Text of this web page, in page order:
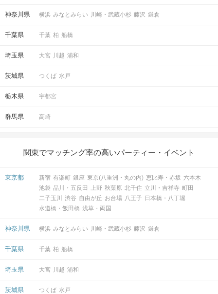
神奈川県 横浜 みなとみらい 川崎・武蔵小杉 藤沢 鎌倉
千葉県 千葉 柏 船橋
埼玉県 大宮 川越 浦和
茨城県 つくば 水戸
栃木県 宇都宮
群馬県 高崎
関東でマッチング率の高いパーティー・イベント
東京都 新宿 有楽町 銀座 東京(八重洲・丸の内) 恵比寿・赤坂 六本木
池袋 品川・五反田 上野 秋葉原 北千住 立川・吉祥寺 町田
二子玉川
渋谷 自由が丘 お台場 八王子 日本橋・八丁堀
水道橋・飯田橋 浅草・両国
神奈川県 横浜 みなとみらい 川崎・武蔵小杉 藤沢 鎌倉
千葉県 千葉 柏 船橋
埼玉県 大宮 川越 浦和
茨城県 つくば 水戸